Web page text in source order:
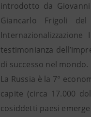
introdotto da
Giancarlo Frigoli
testimonianza
di successo nel mondo.
La Russia è la 7°
capite (circa 17.000
cosiddetti paesi